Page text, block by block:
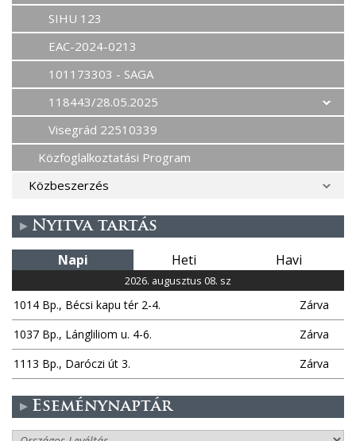
SIHU 123
EAC-2024-0213
101173303 - SAGA
118443/28.05.2025
Visegrád 22510339
Közfoglalkoztatási Program
Közbeszerzés
Nyitva tartás
Napi Heti Havi
2026. augusztus 08. sz
1014 Bp., Bécsi kapu tér 2-4.
Zárva
1037 Bp., Lángliliom u. 4-6.
Zárva
1113 Bp., Daróczi út 3.
Zárva
Eseménynaptár